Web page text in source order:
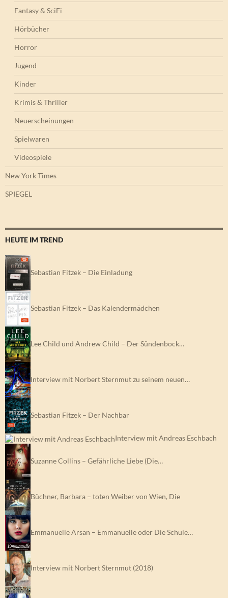
Fantasy & SciFi
Hörbücher
Horror
Jugend
Kinder
Krimis & Thriller
Neuerscheinungen
Spielwaren
Videospiele
New York Times
SPIEGEL
HEUTE IM TREND
Sebastian Fitzek – Die Einladung
Sebastian Fitzek – Das Kalendermädchen
Lee Child und Andrew Child – Der Sündenbock…
Interview mit Norbert Sternmut zu seinem neuen…
Sebastian Fitzek – Der Nachbar
Interview mit Andreas Eschbach
Suzanne Collins – Gefährliche Liebe (Die…
Büchner, Barbara – toten Weiber von Wien, Die
Emmanuelle Arsan – Emmanuelle oder Die Schule…
Interview mit Norbert Sternmut (2018)